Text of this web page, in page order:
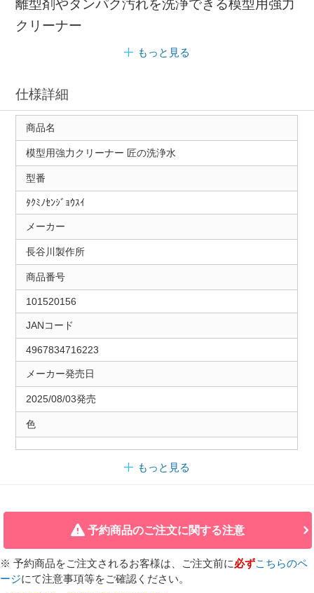
離型剤やタンパク汚れを洗浄できる模型用強力
クリーナー
もっと見る
仕様詳細
商品名
模型用強力クリーナー 匠の洗浄水
型番
ﾀｸﾐﾉｾﾝｼﾞｮｳｽｲ
メーカー
長谷川製作所
商品番号
101520156
JANコード
4967834716223
メーカー発売日
2025/08/03発売
色
もっと見る
予約商品のご注文に関する注意
※ 予約商品をご注文されるお客様は、ご注文前に必ずこちらのペ
ージにて注意事項等をご確認ください。